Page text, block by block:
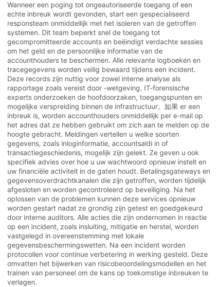
Wanneer een poging tot ongeautoriseerde toegang of een
echte inbreuk wordt gevonden, start een gespecialiseerd
responsteam onmiddellijk met het isoleren van de getroffen
systemen. Dit team beperkt snel de toegang tot
gecompromitteerde accounts en beëindigt verdachte sessies
om het geld en de persoonlijke informatie van de
accounthouders te beschermen. Alle relevante logboeken en
tracegegevens worden veilig bewaard tijdens een incident.
Deze records zijn nuttig voor zowel interne analyse als
rapportage zoals vereist door -wetgeving. IT-forensische
experts onderzoeken de hoofdoorzaken, toegangspunten en
mogelijke verspreiding binnen de infrastructuur。如果 er een
inbreuk is, worden accounthouders onmiddellijk per e-mail op
het adres dat ze hebben gebruikt om zich aan te melden op de
hoogte gebracht. Meldingen vertellen u welke soorten
gegevens, zoals inloginformatie, accountsaldi in of
transactiegeschiedenis, mogelijk zijn gelekt. Ze geven u ook
specifiek advies over hoe u uw wachtwoord opnieuw instelt en
uw financiële activiteit in de gaten houdt. Betalingsgateways en
gegevensoverdrachtkanalen die zijn getroffen, worden tijdelijk
afgesloten en worden gecontroleerd op beveiliging. Na het
oplossen van de problemen kunnen deze services opnieuw
worden gestart nadat ze grondig zijn getest en goedgekeurd
door interne auditors. Alle acties die zijn ondernomen in reactie
op een incident, zoals insluiting, mitigatie en herstel, worden
vastgelegd in overeenstemming met lokale
gegevensbeschermingswetten. Na een incident worden
protocollen voor continue verbetering in werking gesteld. Deze
omvatten het bijwerken van risicobeoordelingsmodellen en het
trainen van personeel om de kans op toekomstige inbreuken te
verlagen.